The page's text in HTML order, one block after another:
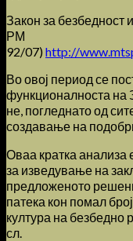
Закон за безбедност
РМ
92/07) http://
Во овој период се
функционалноста на
не, погледнато од
создавање на
Оваа кратка
за изведување на
предложеното
патека кон помал
култура на безбедно
сл.